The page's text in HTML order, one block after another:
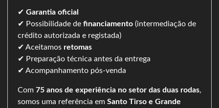
✔ Garantia oficial
✔ Possibilidade de financiamento (intermediação de
crédito autorizada e registada)
✔ Aceitamos retomas
✔ Preparação técnica antes da entrega
✔ Acompanhamento pós-venda
Com 75 anos de experiência no setor das duas rodas,
somos uma referência em Santo Tirso e Grande